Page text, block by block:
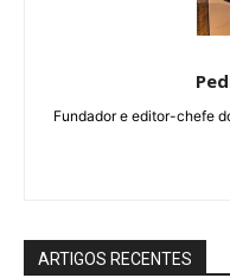
Fundador e editor-chefe
ARTIGOS RECENTES